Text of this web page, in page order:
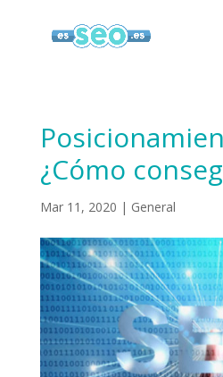
¿Cómo
Mar 11, 2020 | General